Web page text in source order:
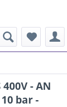
- AN
bar -